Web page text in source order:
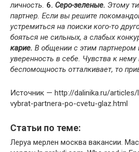
личность. 6. Серо-зеленые. Этому
партнер. Если вы решите
устремиться на поиски кого-то
бояться не сильных, а слабых
карие. В общении с этим партнером
уверенность в себе. Чувства к
беспомощность отталкивает, то
Источник — http://dalinika.ru/
vybrat-partnera-po-cvetu-glaz.html
Статьи по теме:
Леруа мерлен москва вакансии.